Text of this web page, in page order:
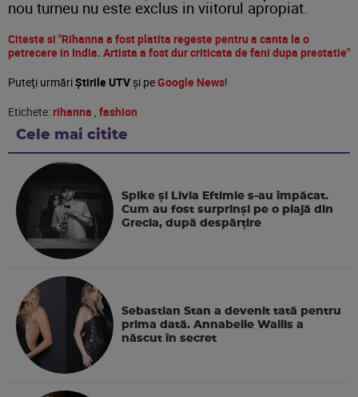
nou turneu nu este exclus in viitorul apropiat.
Citeste si "Rihanna a fost platita regeste pentru a canta la o
petrecere in India. Artista a fost dur criticata de fani dupa prestatie"
Puteţi urmăriȘtirile UTVşi peGoogle News!
Etichete:rihanna fashion
Cele mai citite
Spike și Livia Eftimie s-au împăcat.
Cum au fost surprinși pe o plajă din
Grecia, după despărțire
Sebastian Stan a devenit tată pentru
prima dată. Annabelle Wallis a
născut în secret